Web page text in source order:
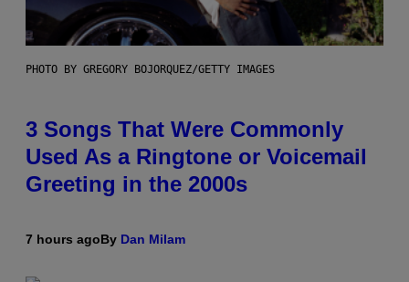
PHOTO BY GREGORY BOJORQUEZ/GETTY IMAGES
3 Songs That Were Commonly
Used As a Ringtone or Voicemail
Greeting in the 2000s
7 hours agoBy Dan Milam